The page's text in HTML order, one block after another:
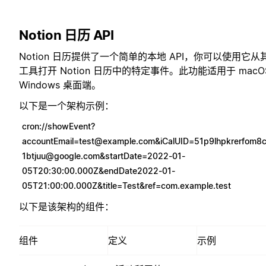
Notion 日历 API
Notion 日历提供了一个简单的本地 API，你可以使用它从
工具打开 Notion 日历中的特定事件。此功能适用于
Windows 桌面端。
以下是一个架构示例：
cron://showEvent?
accountEmail=test@example.com&
1btjuu@google.com&startDate=2022-01-
05T20:30:00.000Z&endDate2022-01-
05T21:00:00.000Z&title=Test&ref=com.example.test
以下是该架构的组件：
组件 定义 示例